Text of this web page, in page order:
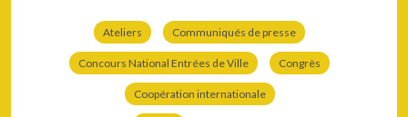
Ateliers Communiqués de presse
Concours National Entrées de Ville Congrès
Coopération internationale